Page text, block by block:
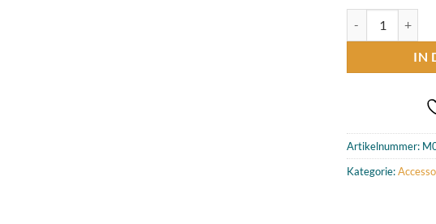
IN
Artikelnummer:
Kategorie: